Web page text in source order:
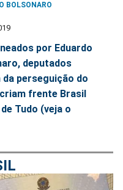
BOLSONARO
por Eduardo
deputados
perseguição do
frente Brasil
Tudo (veja o